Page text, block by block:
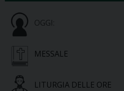
OGGI:
MESSALE
LITURGIA DELLE ORE